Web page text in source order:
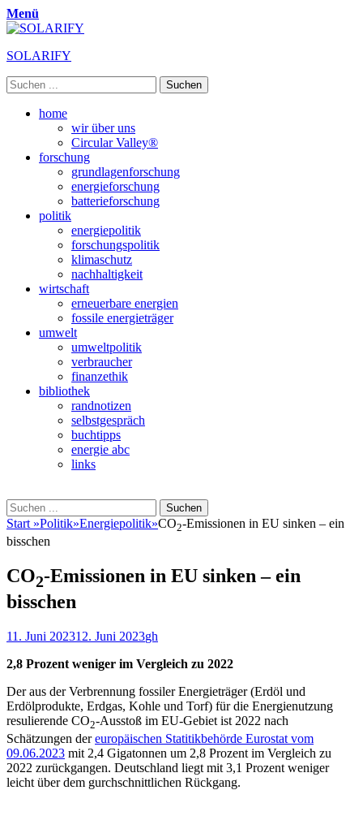
Menü
SOLARIFY
Suchen
nach:
Primäres
Zum
home
wir über uns
Circular Valley®
forschung
grundlagenforschung
energieforschung
batterieforschung
politik
energiepolitik
forschungspolitik
klimaschutz
nachhaltigkeit
wirtschaft
erneuerbare energien
fossile energieträger
umwelt
umweltpolitik
verbraucher
finanzethik
bibliothek
randnotizen
selbstgespräch
buchtipps
energie abc
links
Suchen
Suchen
nach:
Start »Politik»Energiepolitik»CO2-Emissionen in EU sinken – ein
bisschen
CO2-Emissionen in EU sinken – ein
bisschen
Veröffentlicht
11. Juni 202312. Juni 2023Autor
gh
2,8 Prozent weniger im Vergleich zu 2022
Der aus der Verbrennung fossiler Energieträger (Erdöl und
Erdölprodukte, Erdgas, Kohle und Torf) für die Energienutzung
resulierende CO2-Ausstoß im EU-Gebiet ist 2022 nach
Schätzungen dereuropäischen Statitikbehörde Eurostat vom
09.06.2023 mit 2,4 Gigatonnen um 2,8 Prozent im Vergleich zu
2022 zurückgangen. Deutschland liegt mit 3,1 Prozent weniger
leicht über dem gurchschnittlichen Rückgang.